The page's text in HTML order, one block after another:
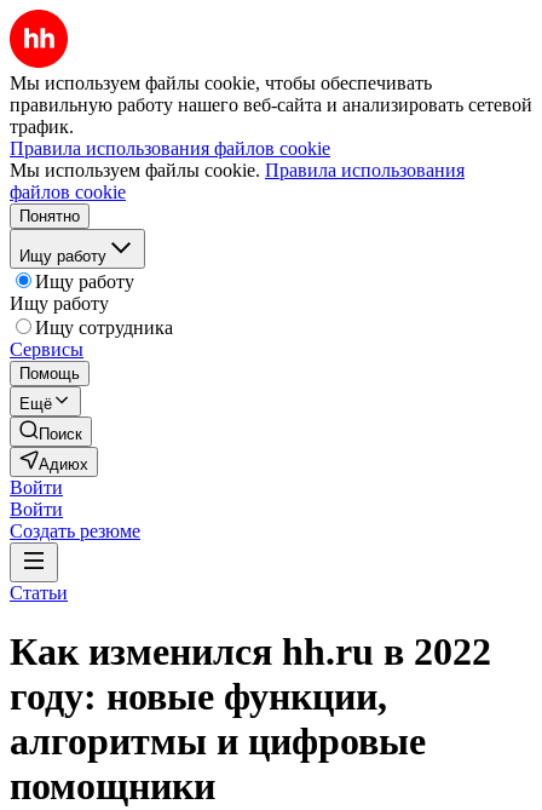
Мы используем файлы cookie, чтобы обеспечивать
правильную работу нашего веб-сайта и анализировать сетевой
трафик.
Правила использования файлов cookie
Мы используем файлы cookie. Правила использования
файлов cookie
Понятно
Ищу работу
Ищу работу
Ищу работу
Ищу сотрудника
Сервисы
Помощь
Ещё
Поиск
Адиюх
Войти
Войти
Создать резюме
Статьи
Как изменился hh.ru в 2022
году: новые функции,
алгоритмы и цифровые
помощники